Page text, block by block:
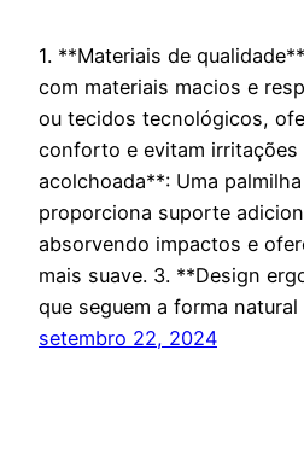
1. **Materiais de
com materiais macios e
ou tecidos tecnológicos,
conforto e evitam irritações
acolchoada**: Uma
proporciona suporte
absorvendo impactos e
mais suave. 3. **Design
que seguem a forma
setembro 22, 2024